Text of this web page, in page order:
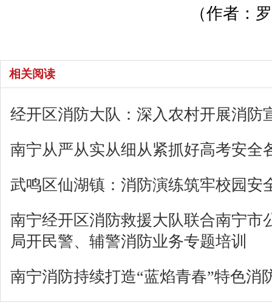
（作者：
相关阅读
经开区消防大队：深入农村开展消防
南宁从严从实从细从紧抓好高考安全
武鸣区仙湖镇：消防演练筑牢校园安
南宁经开区消防救援大队联合南宁市
局开民警、辅警消防业务专题培训
南宁消防持续打造“蓝焰青春”特色消